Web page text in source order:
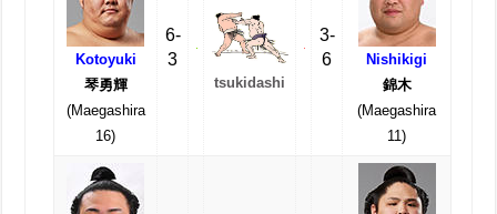
Kotoyuki
琴勇輝
(Maegashira
16)
6-
3
tsukidashi
3-
6
Nishikigi
錦木
(Maegashira
11)